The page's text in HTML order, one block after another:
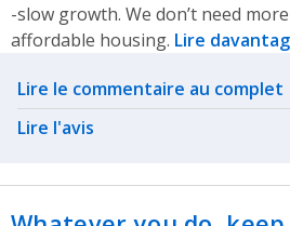
-slow growth. We don’t need
affordable housing. Lire
Related actions
Lire le commentaire au complet
Lire l'avis